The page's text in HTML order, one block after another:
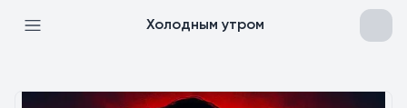
Холодным утром